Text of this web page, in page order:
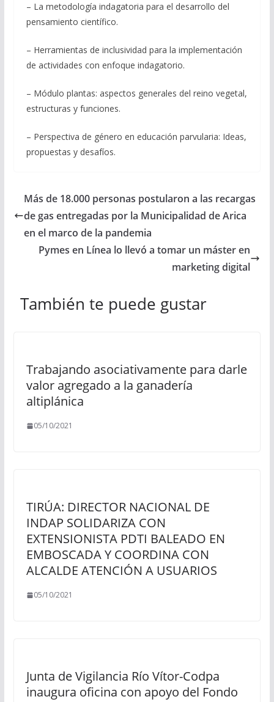
– La metodología indagatoria para el desarrollo del
pensamiento científico.
– Herramientas de inclusividad para la implementación
de actividades con enfoque indagatorio.
– Módulo plantas: aspectos generales del reino vegetal,
estructuras y funciones.
– Perspectiva de género en educación parvularia: Ideas,
propuestas y desafíos.
Más de 18.000 personas postularon a las recargas
de gas entregadas por la Municipalidad de Arica
en el marco de la pandemia
Pymes en Línea lo llevó a tomar un máster en
marketing digital
También te puede gustar
Trabajando asociativamente para darle
valor agregado a la ganadería
altiplánica
05/10/2021
TIRÚA: DIRECTOR NACIONAL DE
INDAP SOLIDARIZA CON
EXTENSIONISTA PDTI BALEADO EN
EMBOSCADA Y COORDINA CON
ALCALDE ATENCIÓN A USUARIOS
05/10/2021
Junta de Vigilancia Río Vítor-Codpa
inaugura oficina con apoyo del Fondo